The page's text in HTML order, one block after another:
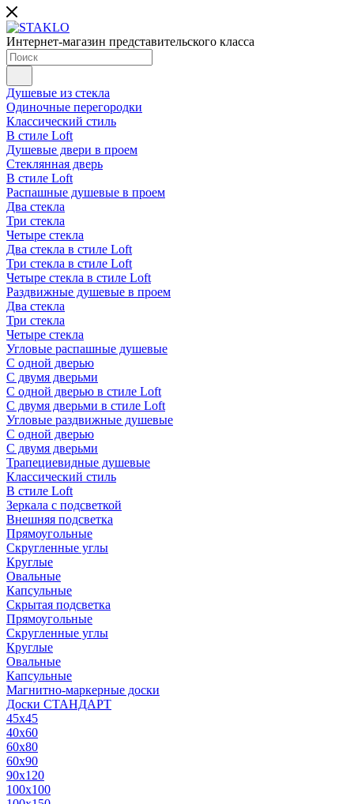
Интернет-магазин представительского класса
Душевые из стекла
Одиночные перегородки
Классический стиль
В стиле Loft
Душевые двери в проем
Стеклянная дверь
В стиле Loft
Распашные душевые в проем
Два стекла
Три стекла
Четыре стекла
Два стекла в стиле Loft
Три стекла в стиле Loft
Четыре стекла в стиле Loft
Раздвижные душевые в проем
Два стекла
Три стекла
Четыре стекла
Угловые распашные душевые
С одной дверью
С двумя дверьми
С одной дверью в стиле Loft
С двумя дверьми в стиле Loft
Угловые раздвижные душевые
С одной дверью
С двумя дверьми
Трапециевидные душевые
Классический стиль
В стиле Loft
Зеркала с подсветкой
Внешняя подсветка
Прямоугольные
Скругленные углы
Круглые
Овальные
Капсульные
Скрытая подсветка
Прямоугольные
Скругленные углы
Круглые
Овальные
Капсульные
Магнитно-маркерные доски
Доски СТАНДАРТ
45x45
40x60
60x80
60x90
90x120
100x100